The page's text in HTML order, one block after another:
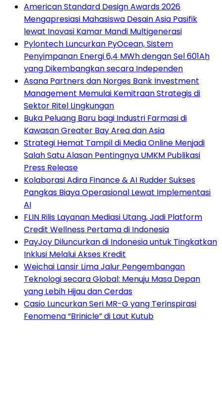
American Standard Design Awards 2026
Mengapresiasi Mahasiswa Desain Asia Pasifik
lewat Inovasi Kamar Mandi Multigenerasi
Pylontech Luncurkan PyOcean, Sistem
Penyimpanan Energi 6,4 MWh dengan Sel 601Ah
yang Dikembangkan secara Independen
Asana Partners dan Norges Bank Investment
Management Memulai Kemitraan Strategis di
Sektor Ritel Lingkungan
Buka Peluang Baru bagi Industri Farmasi di
Kawasan Greater Bay Area dan Asia
Strategi Hemat Tampil di Media Online Menjadi
Salah Satu Alasan Pentingnya UMKM Publikasi
Press Release
Kolaborasi Adira Finance & AI Rudder Sukses
Pangkas Biaya Operasional Lewat Implementasi
AI
FLIN Rilis Layanan Mediasi Utang, Jadi Platform
Credit Wellness Pertama di Indonesia
PayJoy Diluncurkan di Indonesia untuk Tingkatkan
Inklusi Melalui Akses Kredit
Weichai Lansir Lima Jalur Pengembangan
Teknologi secara Global: Menuju Masa Depan
yang Lebih Hijau dan Cerdas
Casio Luncurkan Seri MR-G yang Terinspirasi
Fenomena “Brinicle” di Laut Kutub